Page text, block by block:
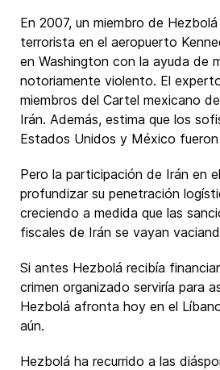
En 2007, un miembro de
terrorista en el aeropuerto
en Washington con la ayuda de
notoriamente violento. El
miembros del Cartel mexicano
Irán. Además, estima que los
Estados Unidos y México
Pero la participación de Irán en
profundizar su penetración
creciendo a medida que las
fiscales de Irán se vayan
Si antes Hezbolá recibía
crimen organizado serviría para
Hezbolá afronta hoy en el
aún.
Hezbolá ha recurrido a las